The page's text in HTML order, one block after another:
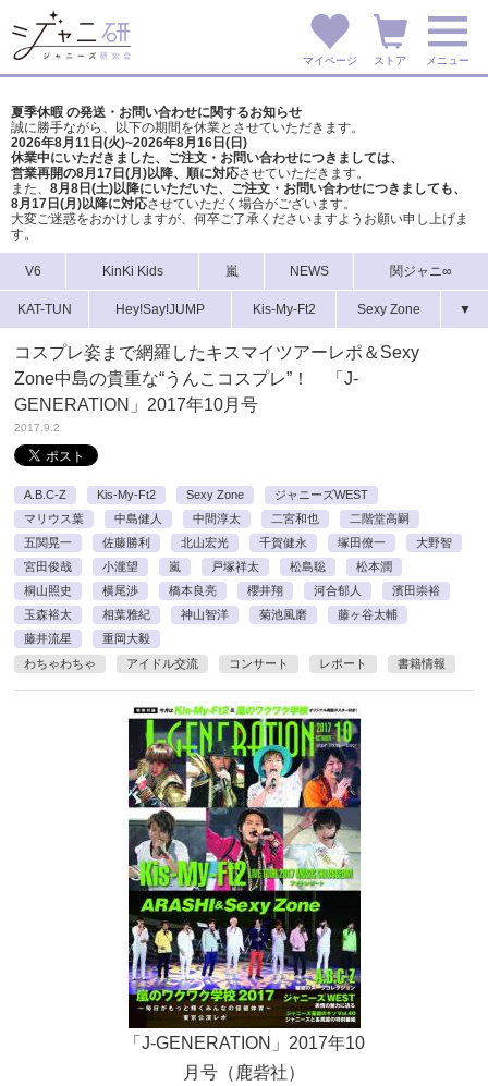
マイページ ストア メニュー
夏季休暇 の発送・お問い合わせに関するお知らせ
誠に勝手ながら、以下の期間を休業とさせていただきます。
2026年8月11日(火)~2026年8月16日(日)
休業中にいただきました、ご注文・お問い合わせにつきましては、
営業再開の8月17日(月)以降、順に対応させていただきます。
また、 8月8日(土)以降にいただいた、ご注文・ お問い合わせにつきましても、
8月17日(月)以降に対応させていただく場合がございます。
大変ご迷惑をおかけしますが、 何卒ご了承くださいますようお願い申し上げま
す。
V6 KinKi Kids 嵐 NEWS 関ジャニ∞
KAT-TUN Hey!Say!JUMP Kis-My-Ft2 Sexy Zone ▼
コスプレ姿まで網羅したキスマイツアーレポ＆Sexy
Zone中島の貴重な“うんこコスプレ”！ 「J-
GENERATION」2017年10月号
2017.9.2
A.B.C-Z Kis-My-Ft2 Sexy Zone
ジャニーズWEST
マリウス葉
中島健人 中間淳太 二宮和也
二階堂高嗣
五関晃一
佐藤勝利 北山宏光 千賀健永 塚田僚一
大野智
宮田俊哉
小瀧望 嵐 戸塚祥太 松島聡
松本潤
桐山照史
横尾渉 橋本良亮 櫻井翔 河合郁人
濱田崇裕
玉森裕太
相葉雅紀 神山智洋 菊池風磨
藤ヶ谷太輔
藤井流星
重岡大毅
わちゃわちゃ
アイドル交流 コンサート レポート 書籍情報
「J-GENERATION」2017年10
月号（鹿砦社）